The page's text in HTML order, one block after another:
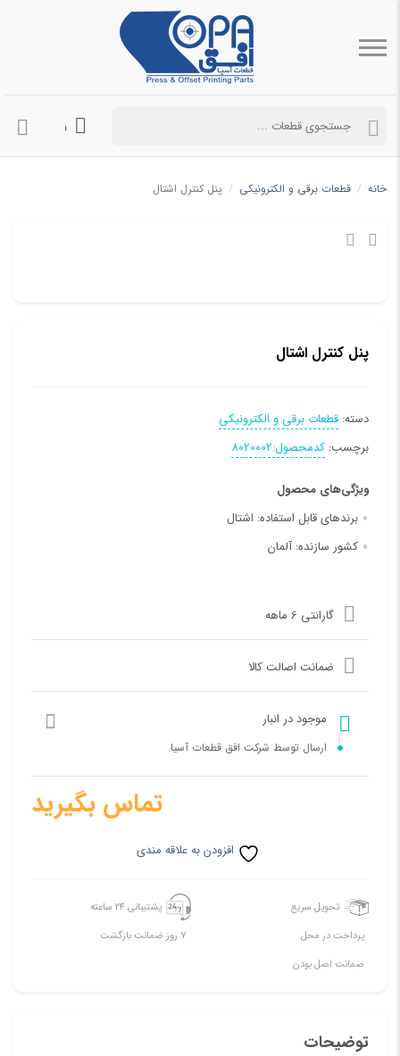
ورود به
خانه / قطعات برقی و الکترونیکی / پنل کنترل اشتال
پنل کنترل اشتال
دسته: قطعات برقی و الکترونیکی
برچسب: کدمحصول:8020002
ویژگی‌های محصول
برندهای قابل استفاده: اشتال
کشور سازنده: آلمان
گارانتی 6 ماهه
ضمانت اصالت کالا
موجود در انبار
ارسال توسط شرکت افق قطعات آسیا
تماس بگیرید
افزودن به علاقه مندی
تحویل سریع
پشتیبانی 24 ساعته
پرداخت در محل
7 روز ضمانت بازگشت
ضمانت اصل بودن
توضیحات